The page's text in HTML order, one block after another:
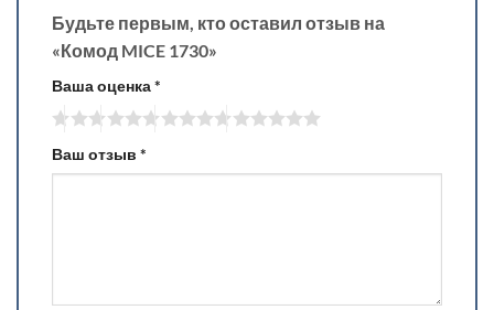
Будьте первым, кто оставил отзыв на
«Комод MICE 1730»
Ваша оценка*
Ваш отзыв *